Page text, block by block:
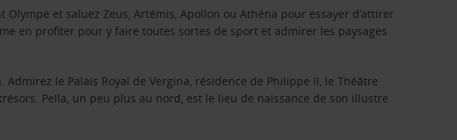
et saluez Zeus, Artémis, Apollon ou Athéna pour essayer d’attirer
en profiter pour y faire toutes sortes de sport et admirer les paysages
le Palais Royal de Vergina, résidence de Philippe II, le Théâtre
Pella, un peu plus au nord, est le lieu de naissance de son illustre